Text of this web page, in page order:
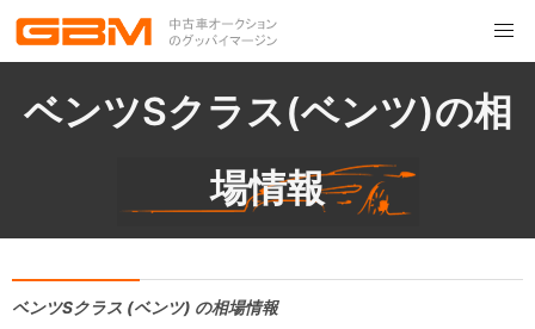
ベンツSクラス(ベンツ)の相
場情報
ベンツSクラス (ベンツ) の相場情報